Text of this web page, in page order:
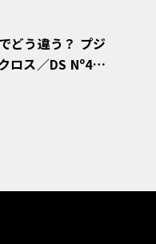
どう違う？ プジ
ロス／DS Nº4